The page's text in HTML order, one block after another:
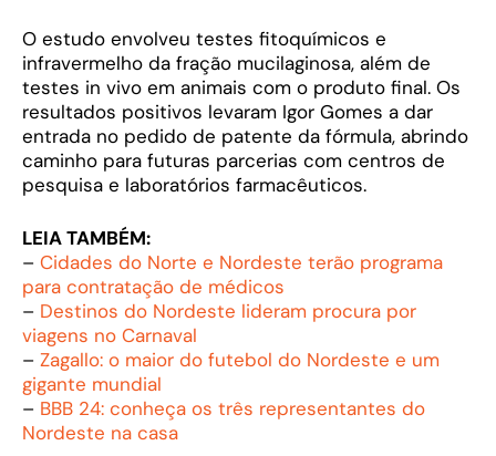
O estudo envolveu testes fitoquímicos e
infravermelho da fração mucilaginosa, além de
testes in vivo em animais com o produto final. Os
resultados positivos levaram Igor Gomes a dar
entrada no pedido de patente da fórmula, abrindo
caminho para futuras parcerias com centros de
pesquisa e laboratórios farmacêuticos.
LEIA TAMBÉM:
– Cidades do Norte e Nordeste terão programa
para contratação de médicos
– Destinos do Nordeste lideram procura por
viagens no Carnaval
– Zagallo: o maior do futebol do Nordeste e um
gigante mundial
– BBB 24: conheça os três representantes do
Nordeste na casa